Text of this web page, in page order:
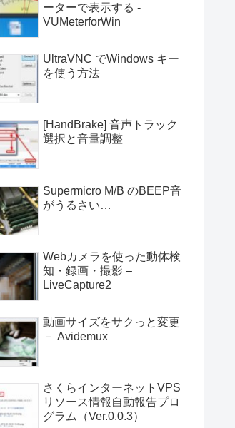
ーターで表示する -
VUMeterforWin
UltraVNC でWindows キー
を使う方法
[HandBrake] 音声トラック
選択と音量調整
Supermicro M/B のBEEP音
がうるさい…
Webカメラを使った動体検
知・録画・撮影 –
LiveCapture2
動画サイズをサクっと変更
－ Avidemux
さくらインターネットVPS
リソース情報自動報告プロ
グラム（Ver.0.0.3）